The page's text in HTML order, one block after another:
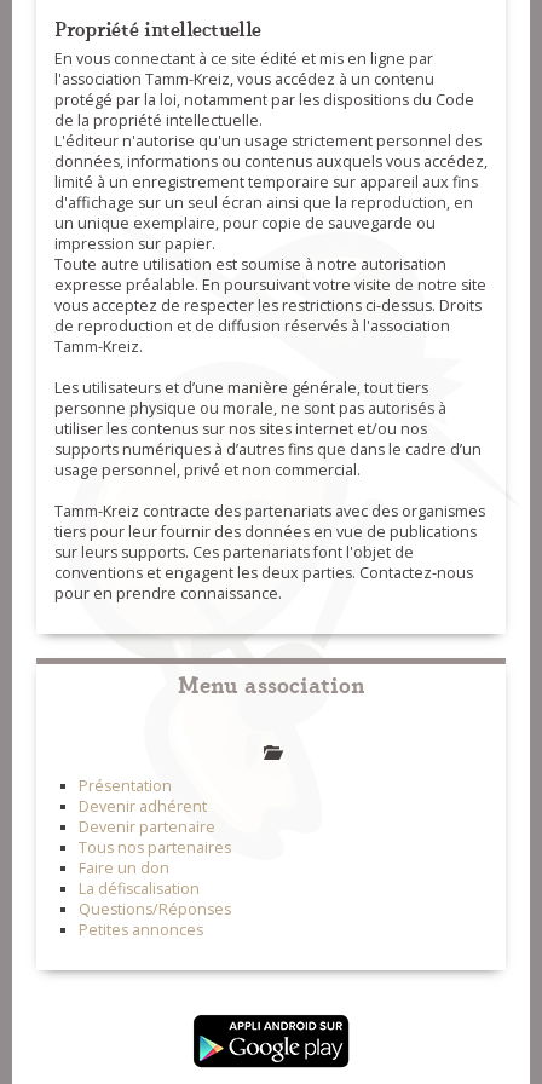
Propriété intellectuelle
En vous connectant à ce site édité et mis en ligne par
l'association Tamm-Kreiz, vous accédez à un contenu
protégé par la loi, notamment par les dispositions du Code
de la propriété intellectuelle.
L'éditeur n'autorise qu'un usage strictement personnel des
données, informations ou contenus auxquels vous accédez,
limité à un enregistrement temporaire sur appareil aux fins
d'affichage sur un seul écran ainsi que la reproduction, en
un unique exemplaire, pour copie de sauvegarde ou
impression sur papier.
Toute autre utilisation est soumise à notre autorisation
expresse préalable. En poursuivant votre visite de notre site
vous acceptez de respecter les restrictions ci-dessus. Droits
de reproduction et de diffusion réservés à l'association
Tamm-Kreiz.
Les utilisateurs et d’une manière générale, tout tiers
personne physique ou morale, ne sont pas autorisés à
utiliser les contenus sur nos sites internet et/ou nos
supports numériques à d’autres fins que dans le cadre d’un
usage personnel, privé et non commercial.
Tamm-Kreiz contracte des partenariats avec des organismes
tiers pour leur fournir des données en vue de publications
sur leurs supports. Ces partenariats font l'objet de
conventions et engagent les deux parties. Contactez-nous
pour en prendre connaissance.
Menu association
Présentation
Devenir adhérent
Devenir partenaire
Tous nos partenaires
Faire un don
La défiscalisation
Questions/Réponses
Petites annonces